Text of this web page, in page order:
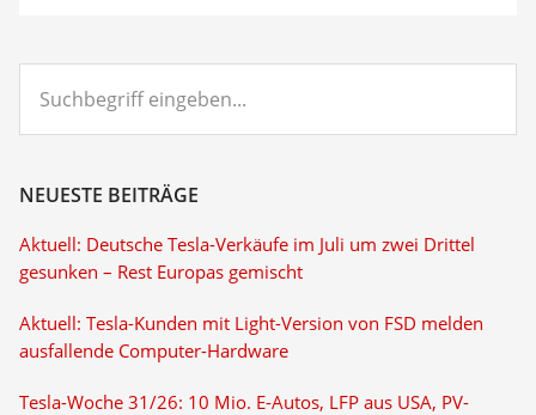
eingeben...
NEUESTE BEITRÄGE
Aktuell: Deutsche Tesla-Verkäufe im Juli um zwei Drittel
gesunken – Rest Europas gemischt
Aktuell: Tesla-Kunden mit Light-Version von FSD melden
ausfallende Computer-Hardware
Tesla-Woche 31/26: 10 Mio. E-Autos, LFP aus USA, PV-